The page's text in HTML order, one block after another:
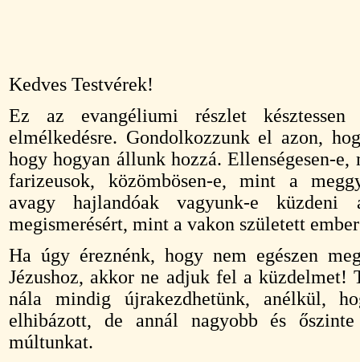
Kedves Testvérek!
Ez az evangéliumi részlet késztessen
elmélkedésre. Gondolkozzunk el azon,
hogy hogyan állunk hozzá. Ellenségesen-
farizeusok, közömbösen-e, mint a
avagy hajlandóak vagyunk-e küzdeni
megismerésért, mint a vakon született
Ha úgy éreznénk, hogy nem egészen
Jézushoz, akkor ne adjuk fel a küzdelmet!
nála mindig újrakezdhetünk, anélkül,
elhibázott, de annál nagyobb és őszinte
múltunkat.